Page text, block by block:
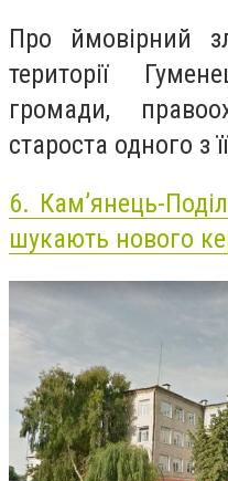
Про ймовірний
території
громади,
староста одного з
6. Кам’янець-
шукають нового